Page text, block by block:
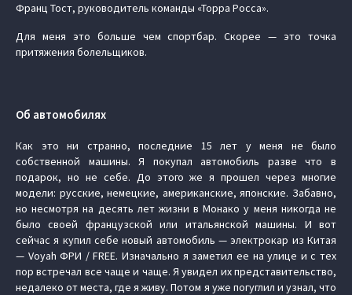
Франц Тост, руководитель команды «Торра Росса».
Для меня это больше чем спортбар. Скорее — это точка
притяжения болельщиков.
Об автомобилях
Как это ни странно, последние 15 лет у меня не было
собственной машины. Я покупал автомобиль разве что в
подарок, но не себе. До этого же я прошел через многие
модели: русские, немецкие, американские, японские. Забавно,
но несмотря на десять лет жизни в Монако у меня никогда не
было своей французской или итальянской машины. И вот
сейчас я купил себе новый автомобиль — электрокар из Китая
— Voyah ФРИ / FREE. Изначально я заметил ее на улице и с тех
пор встречал все чаще и чаще. Я увидел их представительство,
недалеко от места, где я живу. Потом я уже погуглил и узнал, что